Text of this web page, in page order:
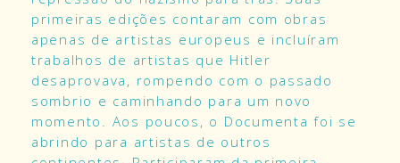
primeiras edições contaram com obras
apenas de artistas europeus e incluíram
trabalhos de artistas que Hitler
desaprovava, rompendo com o passado
sombrio e caminhando para um novo
momento. Aos poucos, o Documenta foi se
abrindo para artistas de outros